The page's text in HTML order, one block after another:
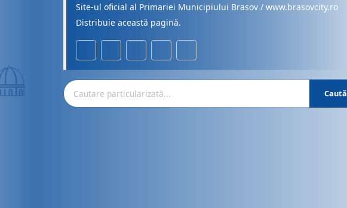
Site-ul oficial al Primariei Municipiului Brasov / www.brasovcity.ro
Distribuie această pagină.
Caută